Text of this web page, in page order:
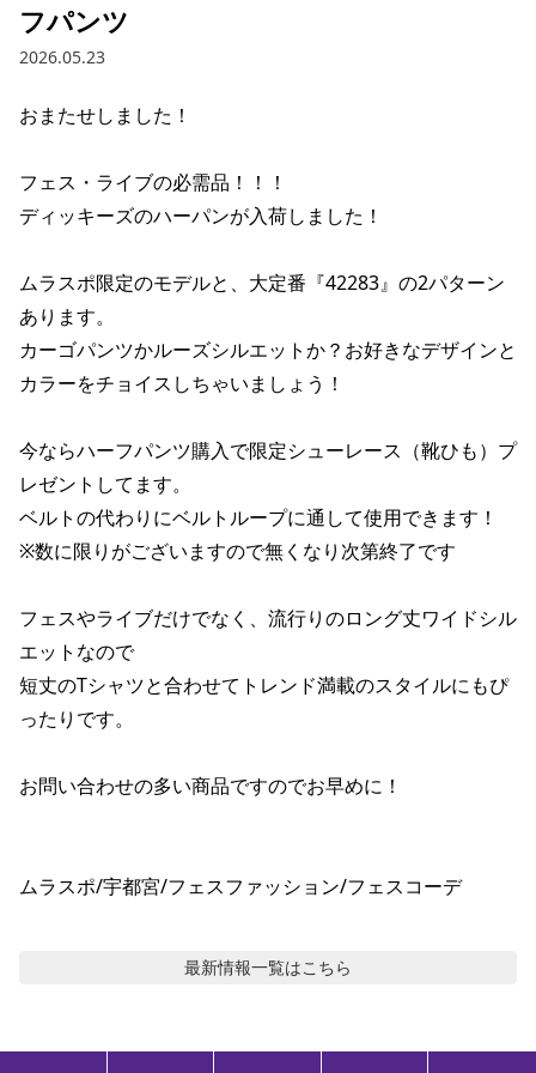
ポイント・クーポンもこのアプリで！
フパンツ
2026.05.23
おまたせしました！
フェス・ライブの必需品！！！
ディッキーズのハーパンが入荷しました！
ムラスポ限定のモデルと、大定番『42283』の2パターン
あります。
カーゴパンツかルーズシルエットか？お好きなデザインと
カラーをチョイスしちゃいましょう！
今ならハーフパンツ購入で限定シューレース（靴ひも）プ
レゼントしてます。
ベルトの代わりにベルトループに通して使用できます！
※数に限りがございますので無くなり次第終了です
フェスやライブだけでなく、流行りのロング丈ワイドシル
エットなので
短丈のTシャツと合わせてトレンド満載のスタイルにもぴ
ったりです。
お問い合わせの多い商品ですのでお早めに！
ムラスポ/宇都宮/フェスファッション/フェスコーデ
最新情報一覧はこちら